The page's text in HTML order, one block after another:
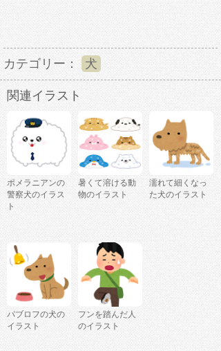
カテゴリー： 犬
関連イラスト
ポメラニアンの
警察犬のイラス
ト
暑くて溶ける動
物のイラスト
濡れて細くなっ
た犬のイラスト
パブロフの犬の
イラスト
フンを踏んだ人
のイラスト